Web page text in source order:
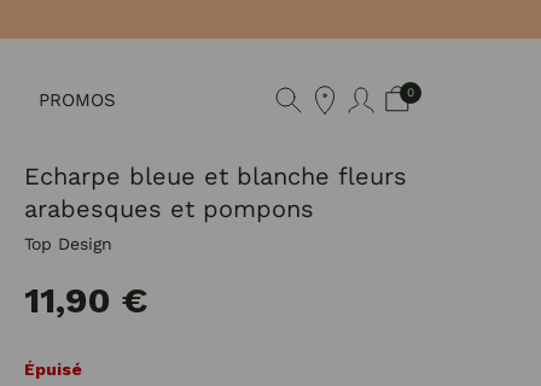
PROMOS 0
Echarpe bleue et blanche fleurs
arabesques et pompons
Top Design
11,90 €
Épuisé